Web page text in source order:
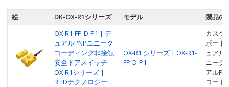
絵 DK-OX-R1シリーズ モデル
製品の
OX-R1-FP-D-P1 | デ
ュアルPNPユニーク
コーディング非接触
安全ドアスイッチ
OX-R1シリーズ |
RFIDテクノロジー
OX-R1 シリーズ | OX-R1-
FP-D-P1
カスケ
ポート
ュアル
ニーク
アル
コード